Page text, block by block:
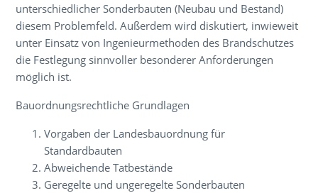
unterschiedlicher Sonderbauten (Neubau und Bestand)
diesem Problemfeld. Außerdem wird diskutiert, inwieweit
unter Einsatz von Ingenieurmethoden des Brandschutzes
die Festlegung sinnvoller besonderer Anforderungen
möglich ist.
Bauordnungsrechtliche Grundlagen
Vorgaben der Landesbauordnung für
Standardbauten
Abweichende Tatbestände
Geregelte und ungeregelte Sonderbauten